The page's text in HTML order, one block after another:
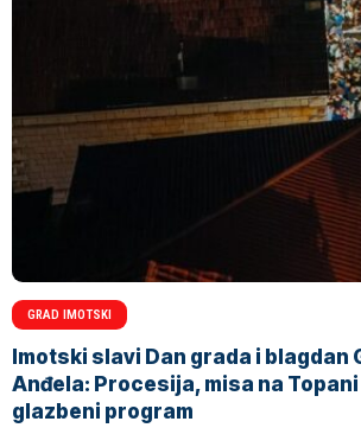
GRAD IMOTSKI
Imotski slavi Dan grada i blagdan
Anđela: Procesija, misa na
glazbeni program